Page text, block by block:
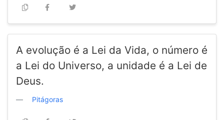
A evolução é a Lei da Vida, o número é
a Lei do Universo, a unidade é a Lei de
Deus.
Pitágoras